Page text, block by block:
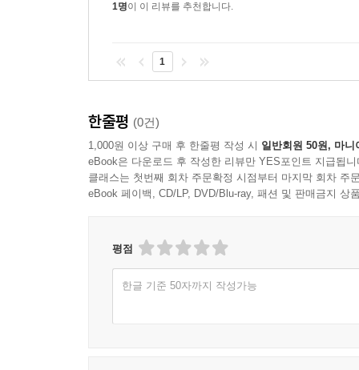
1명이 이 리뷰를 추천합니다.
1
한줄평 (0건)
1,000원 이상 구매 후 한줄평 작성 시 일반회원 50원, 마니
eBook은 다운로드 후 작성한 리뷰만 YES포인트 지급됩니
클래스는 첫번째 회차 주문확정 시점부터 마지막 회차 주
eBook 페이백, CD/LP, DVD/Blu-ray, 패션 및 판매금지 상
평점
한글 기준 50자까지 작성가능